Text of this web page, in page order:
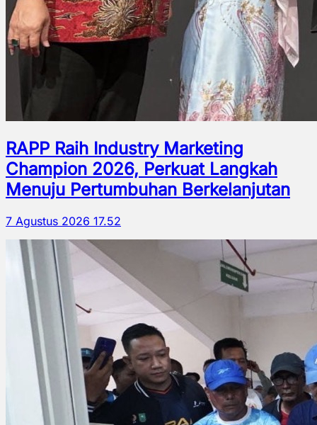
RAPP Raih Industry Marketing
Champion 2026, Perkuat Langkah
Menuju Pertumbuhan Berkelanjutan
7 Agustus 2026 17.52